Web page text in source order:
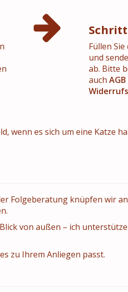
Füllen Sie
und
ab. Bitte
auch
wenn es sich um eine Katze
Folgeberatung knüpfen wir
von außen – ich
zu Ihrem Anliegen passt.